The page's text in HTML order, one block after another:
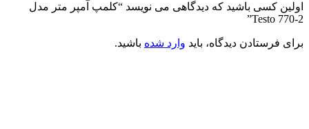
اولین کسی باشید که دیدگاهی می نویسد “کلمپ آمپر متر مدل
Testo 770-2”
برای فرستادن دیدگاه، باید وارد شده باشید.